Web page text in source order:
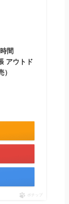
間
アウトド
ポチップ